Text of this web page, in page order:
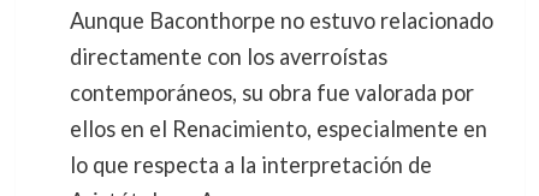
Aunque Baconthorpe no estuvo relacionado
directamente con los averroístas
contemporáneos, su obra fue valorada por
ellos en el Renacimiento, especialmente en
lo que respecta a la interpretación de